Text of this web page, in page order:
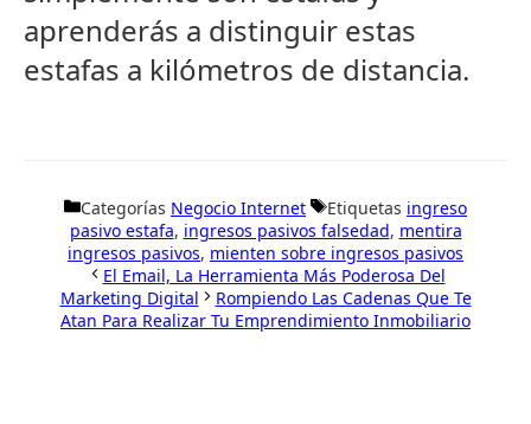
aprenderás a distinguir estas
estafas a kilómetros de distancia.
Categorías Negocio Internet Etiquetas ingreso
pasivo estafa, ingresos pasivos falsedad, mentira
ingresos pasivos, mienten sobre ingresos pasivos
El Email, La Herramienta Más Poderosa Del
Marketing Digital
Rompiendo Las Cadenas Que Te
Atan Para Realizar Tu Emprendimiento Inmobiliario